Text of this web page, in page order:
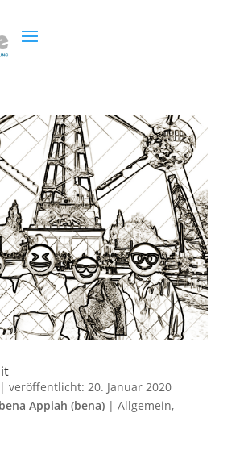
| veröffentlicht: 20. Januar 2020
Appiah (bena)| Allgemein,